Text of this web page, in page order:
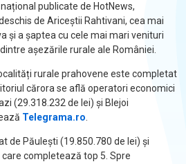
publicate de HotNews,
de Ariceștii Rahtivani, cea mai
și a șaptea cu cele mai mari venituri
așezările rurale ale României.
rurale prahovene este completat
cărora se află operatori economici
(29.318.232 de lei) și Blejoi
Telegrama.ro
de Păulești (19.850.780 de lei) și
care completează top 5. Spre